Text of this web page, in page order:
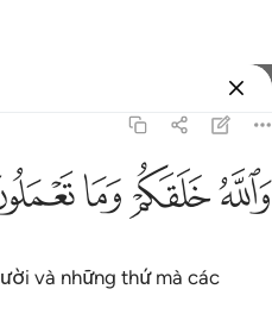
ﲤﲥﲦ
và những thứ mà các